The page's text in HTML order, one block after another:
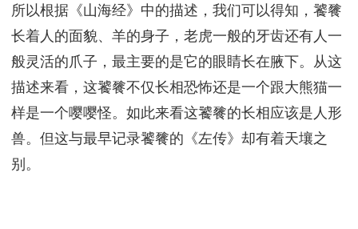
所以根据《山海经》中的描述，我们可以得知，饕餮
长着人的面貌、羊的身子，老虎一般的牙齿还有人一
般灵活的爪子，最主要的是它的眼睛长在腋下。从这
描述来看，这饕餮不仅长相恐怖还是一个跟大熊猫一
样是一个嘤嘤怪。如此来看这饕餮的长相应该是人形
兽。但这与最早记录饕餮的《左传》却有着天壤之
别。